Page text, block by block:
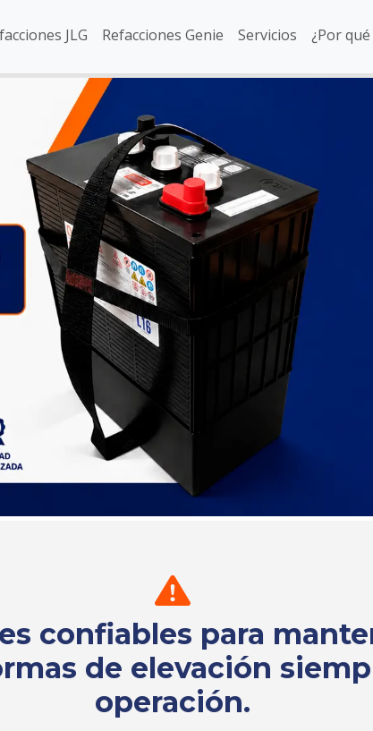
JLG Refacciones Genie Servicios ¿Por
confiables para
de elevación
operación.